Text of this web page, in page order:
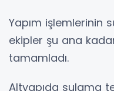
Yapım işlemlerinin
ekipler şu ana
tamamladı.
Altyapıda sulama